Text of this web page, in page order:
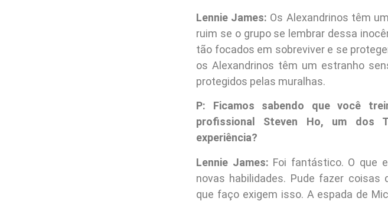
Lennie James: Os Alexandrinos têm
ruim se o grupo se lembrar dessa
tão focados em sobreviver e se
os Alexandrinos têm um estranho
protegidos pelas muralhas.
P: Ficamos sabendo que você
profissional Steven Ho, um dos
experiência?
Lennie James: Foi fantástico. O que
novas habilidades. Pude fazer
que faço exigem isso. A espada de